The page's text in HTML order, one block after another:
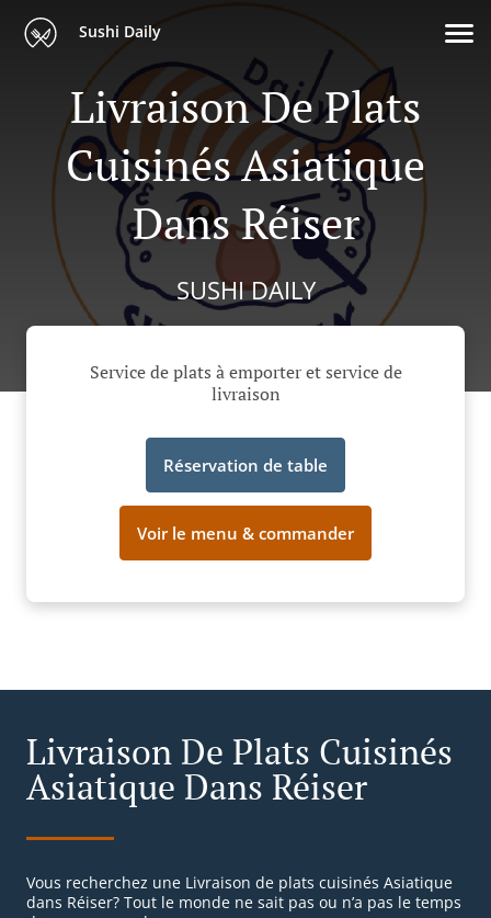
Sushi Daily
Livraison De Plats
Cuisinés Asiatique
Dans Réiser
SUSHI DAILY
Service de plats à emporter et service de
livraison
Réservation de table
Voir le menu & commander
Livraison De Plats Cuisinés
Asiatique Dans Réiser
Vous recherchez une Livraison de plats cuisinés Asiatique
dans Réiser? Tout le monde ne sait pas ou n’a pas le temps